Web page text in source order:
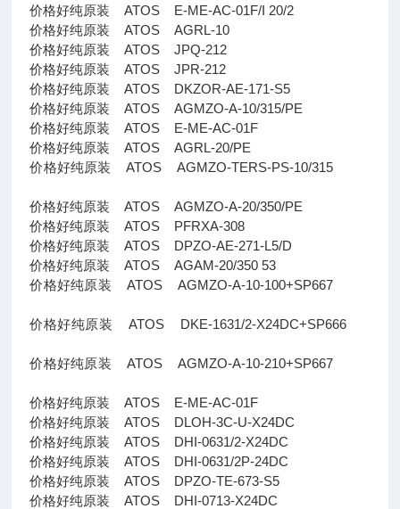
价格好纯原装 ATOS E-ME-AC-01F/I 20/2
价格好纯原装 ATOS AGRL-10
价格好纯原装 ATOS JPQ-212
价格好纯原装 ATOS JPR-212
价格好纯原装 ATOS DKZOR-AE-171-S5
价格好纯原装 ATOS AGMZO-A-10/315/PE
价格好纯原装 ATOS E-ME-AC-01F
价格好纯原装 ATOS AGRL-20/PE
价格好纯原装 ATOS AGMZO-TERS-PS-10/315
价格好纯原装 ATOS AGMZO-A-20/350/PE
价格好纯原装 ATOS PFRXA-308
价格好纯原装 ATOS DPZO-AE-271-L5/D
价格好纯原装 ATOS AGAM-20/350 53
价格好纯原装 ATOS AGMZO-A-10-100+SP667
价格好纯原装 ATOS DKE-1631/2-X24DC+SP666
价格好纯原装 ATOS AGMZO-A-10-210+SP667
价格好纯原装 ATOS E-ME-AC-01F
价格好纯原装 ATOS DLOH-3C-U-X24DC
价格好纯原装 ATOS DHI-0631/2-X24DC
价格好纯原装 ATOS DHI-0631/2P-24DC
价格好纯原装 ATOS DPZO-TE-673-S5
价格好纯原装 ATOS DHI-0713-X24DC